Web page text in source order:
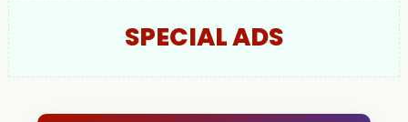
SPECIAL ADS